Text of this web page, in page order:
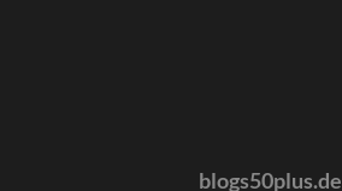
blogs50plus.de